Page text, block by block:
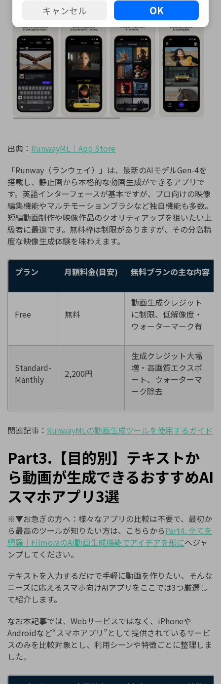
出典： RunwayML ｜ App Store
「Runway（ランウェイ）」は、最新のAIモデルGen-4を
搭載し、静止画から本格的な動画生成ができるアプリで
す。英語インターフェースが基本ですが、プロ向けの映像
編集機能やマルチモーションブラシなど独自機能も多数。
短編動画制作や映像作品のクオリティアップを狙いたい上
級者に最適です。無料枠は制限がありますが、その分高精
度な映像生成体験を味わえます。
プラン 月額料金(目安) 無料プランの主な内容
Free 無料
動画生成クレジット
に制限、低解像度・
ウォーターマーク有
Standard-
Manthly
2,200円
生成クレジット大幅
増・高画質エクスポ
ート、ウォーターマ
ーク除去
関連記事： RunwayMLの動画生成ツールを使用するガイド
Part3. 【目的別】テキストか
ら動画が生成できるおすすめAI
スマホアプリ3選
※▼お急ぎの方へ：様々なアプリの比較は不要で、最初か
ら最高のツールが知りたい方は、こちらからPart4. 全てを
網羅｜ FilmoraのAI動画生成機能でアイデアを形にへジャ
ンプしてください。
テキストを入力するだけで手軽に動画を作りたい、そんな
ニーズに応えるスマホ向けAIアプリをここでは3つ厳選し
て紹介します。
なお本記事では、Webサービスではなく、iPhoneや
Androidなど“スマホアプリ”として提供されているサービ
スのみを比較対象とし、利用シーンや特徴ごとに整理しま
した。
キャンセル OK